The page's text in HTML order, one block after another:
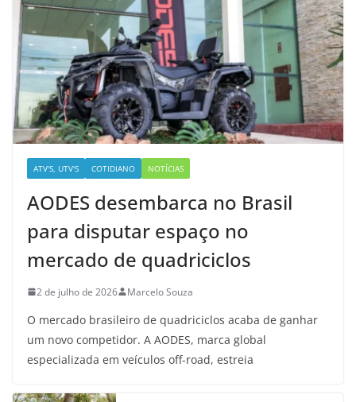
ATV'S, UTV'S COTIDIANO NOTÍCIAS
AODES desembarca no Brasil
para disputar espaço no
mercado de quadriciclos
2 de julho de 2026 Marcelo Souza
O mercado brasileiro de quadriciclos acaba de ganhar
um novo competidor. A AODES, marca global
especializada em veículos off-road, estreia